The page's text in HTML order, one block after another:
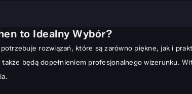
to Idealny Wybór?
rozwiązań, które są zarówno piękne, jak i
będą dopełnieniem profesjonalnego wizerunku.